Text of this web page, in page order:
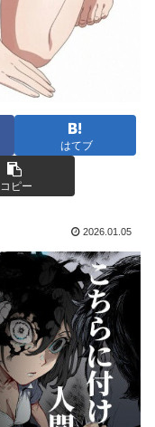
はてブ
コピー
2026.01.05